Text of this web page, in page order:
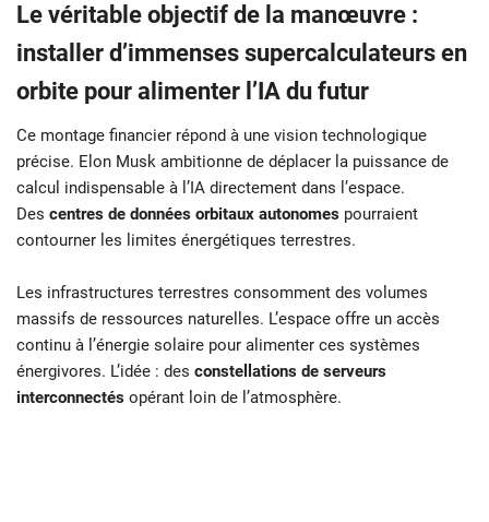
Le véritable objectif de la manœuvre :
installer d’immenses supercalculateurs en
orbite pour alimenter l’IA du futur
Ce montage financier répond à une vision technologique
précise. Elon Musk ambitionne de déplacer la puissance de
calcul indispensable à l’IA directement dans l’espace.
Des centres de données orbitaux autonomes pourraient
contourner les limites énergétiques terrestres.
Les infrastructures terrestres consomment des volumes
massifs de ressources naturelles. L’espace offre un accès
continu à l’énergie solaire pour alimenter ces systèmes
énergivores. L’idée : des constellations de serveurs
interconnectés opérant loin de l’atmosphère.